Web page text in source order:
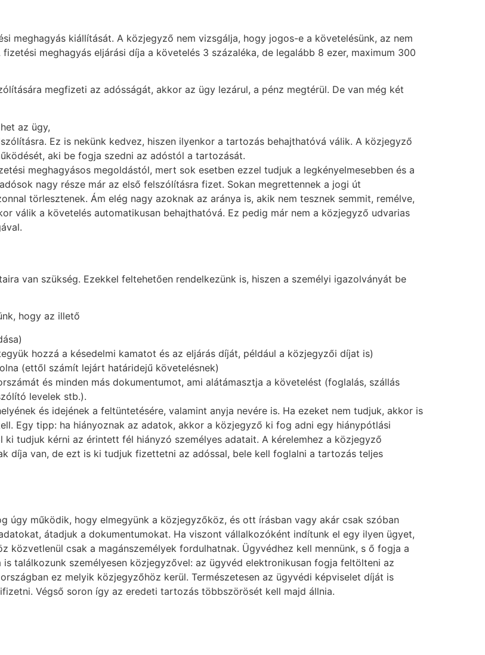
meghagyás kiállítását. A közjegyző nem vizsgálja, hogy jogos-e a követelésünk, az nem
meghagyás eljárási díja a követelés 3 százaléka, de legalább 8 ezer, maximum 300
megfizeti az adósságát, akkor az ügy lezárul, a pénz megtérül. De van még két
az ügy,
Ez is nekünk kedvez, hiszen ilyenkor a tartozás behajthatóvá válik. A közjegyző
aki be fogja szedni az adóstól a tartozását.
meghagyásos megoldástól, mert sok esetben ezzel tudjuk a legkényelmesebben és a
nagy része már az első felszólításra fizet. Sokan megrettennek a jogi út
törlesztenek. Ám elég nagy azoknak az aránya is, akik nem tesznek semmit, remélve,
válik a követelés automatikusan behajthatóvá. Ez pedig már nem a közjegyző udvarias
van szükség. Ezekkel feltehetően rendelkezünk is, hiszen a személyi igazolványát be
hogy az illető
hozzá a késedelmi kamatot és az eljárás díját, például a közjegyzői díjat is)
(ettől számít lejárt határidejű követelésnek)
és minden más dokumentumot, ami alátámasztja a követelést (foglalás, szállás
levelek stb.).
és idejének a feltüntetésére, valamint anyja nevére is. Ha ezeket nem tudjuk, akkor is
Egy tipp: ha hiányoznak az adatok, akkor a közjegyző ki fog adni egy hiánypótlási
tudjuk kérni az érintett fél hiányzó személyes adatait. A kérelemhez a közjegyző
díja van, de ezt is ki tudjuk fizettetni az adóssal, bele kell foglalni a tartozás teljes
úgy működik, hogy elmegyünk a közjegyzőköz, és ott írásban vagy akár csak szóban
átadjuk a dokumentumokat. Ha viszont vállalkozóként indítunk el egy ilyen ügyet,
közvetlenül csak a magánszemélyek fordulhatnak. Ügyvédhez kell mennünk, s ő fogja a
találkozunk személyesen közjegyzővel: az ügyvéd elektronikusan fogja feltölteni az
ez melyik közjegyzőhöz kerül. Természetesen az ügyvédi képviselet díját is
Végső soron így az eredeti tartozás többszörösét kell majd állnia.